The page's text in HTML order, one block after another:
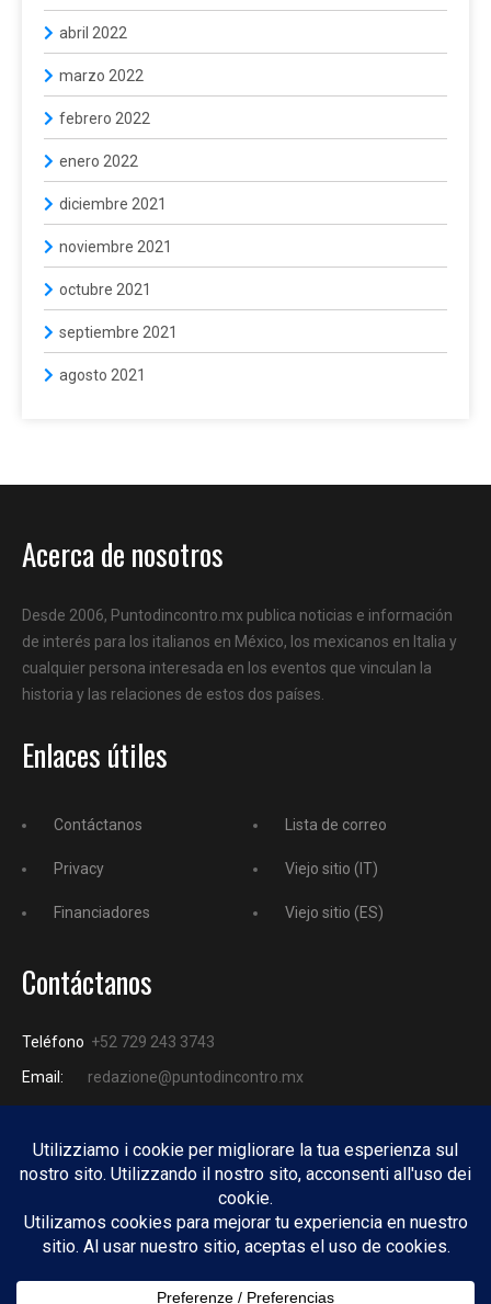
abril 2022
marzo 2022
febrero 2022
enero 2022
diciembre 2021
noviembre 2021
octubre 2021
septiembre 2021
agosto 2021
Acerca de nosotros
Desde 2006, Puntodincontro.mx publica noticias e información
de interés para los italianos en México, los mexicanos en Italia y
cualquier persona interesada en los eventos que vinculan la
historia y las relaciones de estos dos países.
Enlaces útiles
Contáctanos
Privacy
Financiadores
Lista de correo
Viejo sitio (IT)
Viejo sitio (ES)
Contáctanos
Teléfono +52 729 243 3743
Email:
redazione@puntodincontro.mx
PUNTODINCONTRO